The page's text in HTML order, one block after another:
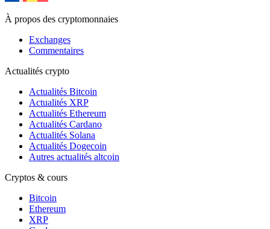
À propos des cryptomonnaies
Exchanges
Commentaires
Actualités crypto
Actualités Bitcoin
Actualités XRP
Actualités Ethereum
Actualités Cardano
Actualités Solana
Actualités Dogecoin
Autres actualités altcoin
Cryptos & cours
Bitcoin
Ethereum
XRP